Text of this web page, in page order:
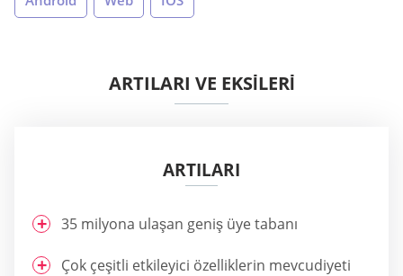
ARTILARI VE EKSİLERİ
ARTILARI
35 milyona ulaşan geniş üye tabanı
Çok çeşitli etkileyici özelliklerin mevcudiyeti